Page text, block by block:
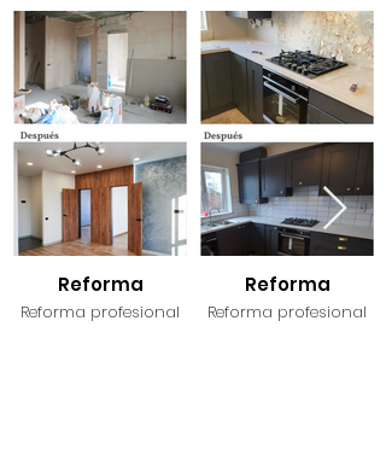
Reforma
Reforma profesional
Reforma
Reforma profesional